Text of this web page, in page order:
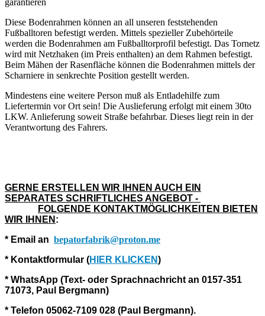
Diese Bodenrahmen können an all unseren feststehenden
Fußballtoren befestigt werden. Mittels spezieller Zubehörteile
werden die Bodenrahmen am Fußballtorprofil befestigt. Das Tornetz
wird mit Netzhaken (im Preis enthalten) an dem Rahmen befestigt.
Beim Mähen der Rasenfläche können die Bodenrahmen mittels der
Scharniere in senkrechte Position gestellt werden.
Mindestens eine weitere Person muß als Entladehilfe zum
Liefertermin vor Ort sein! Die Auslieferung erfolgt mit einem 30to
LKW. Anlieferung soweit Straße befahrbar. Dieses liegt rein in der
Verantwortung des Fahrers.
GERNE ERSTELLEN WIR IHNEN AUCH EIN
SEPARATES SCHRIFTLICHES ANGEBOT -
FOLGENDE KONTAKTMÖGLICHKEITEN BIETEN
WIR IHNEN :
* Email an bepatorfabrik@proton.me
* Kontaktformular (HIER KLICKEN)
* WhatsApp (Text- oder Sprachnachricht an 0157-351
71073, Paul Bergmann)
* Telefon 05062-7109 028 (Paul Bergmann).